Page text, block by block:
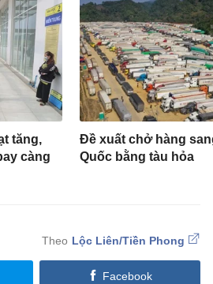
tăng,
càng
Đề xuất chở hàng
Quốc bằng tàu hỏa
Lộc Liên/Tiền Phong
Facebook